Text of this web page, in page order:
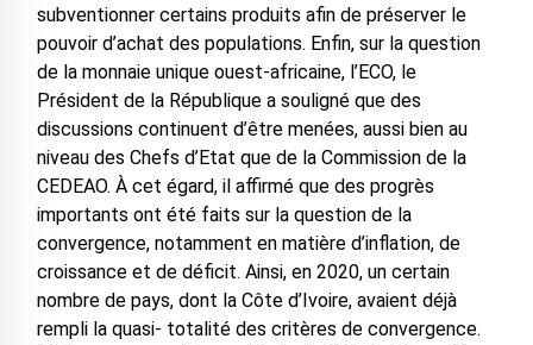
subventionner certains produits afin de préserver le
pouvoir d’achat des populations. Enfin, sur la question
de la monnaie unique ouest-africaine, l’ECO, le
Président de la République a souligné que des
discussions continuent d’être menées, aussi bien au
niveau des Chefs d’Etat que de la Commission de la
CEDEAO. À cet égard, il affirmé que des progrès
importants ont été faits sur la question de la
convergence, notamment en matière d’inflation, de
croissance et de déficit. Ainsi, en 2020, un certain
nombre de pays, dont la Côte d’Ivoire, avaient déjà
rempli la quasi- totalité des critères de convergence.